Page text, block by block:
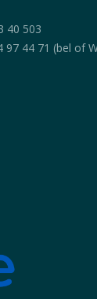
40 503
97 44 71 (bel of